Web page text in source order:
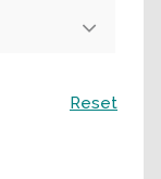
Reset